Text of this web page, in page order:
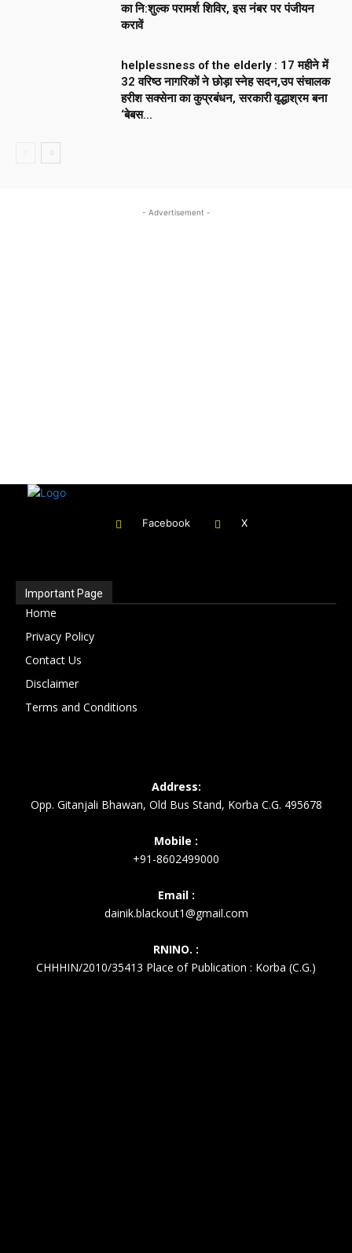
का नि:शुल्क परामर्श शिविर, इस नंबर पर पंजीयन
करावें
helplessness of the elderly : 17 महीने में
32 वरिष्ठ नागरिकों ने छोड़ा स्नेह सदन,उप संचालक
हरीश सक्सेना का कुप्रबंधन, सरकारी वृद्धाश्रम बना
‘बेबस...
- Advertisement -
Facebook X
Important Page
Home
Privacy Policy
Contact Us
Disclaimer
Terms and Conditions
Address:
Opp. Gitanjali Bhawan, Old Bus Stand, Korba C.G. 495678
Mobile :
+91-8602499000
Email :
dainik.blackout1@gmail.com
RNINO. :
CHHHIN/2010/35413 Place of Publication : Korba (C.G.)